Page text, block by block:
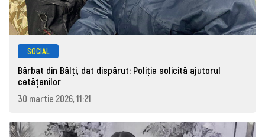
SOCIAL
Bărbat din Bălți, dat dispărut: Poliţia solicită ajutorul
cetăţenilor
30 martie 2026, 11:21